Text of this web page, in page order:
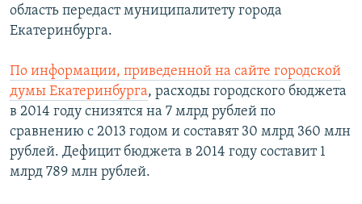
область передаст муниципалитету города
Екатеринбурга.
По информации, приведенной на сайте городской
думы Екатеринбурга, расходы городского бюджета
в 2014 году снизятся на 7 млрд рублей по
сравнению с 2013 годом и составят 30 млрд 360 млн
рублей. Дефицит бюджета в 2014 году составит 1
млрд 789 млн рублей.